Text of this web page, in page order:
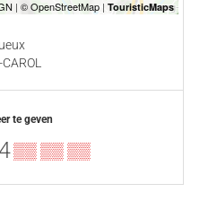
CAROL
te geven
▒▒ ▒▒ ▒▒